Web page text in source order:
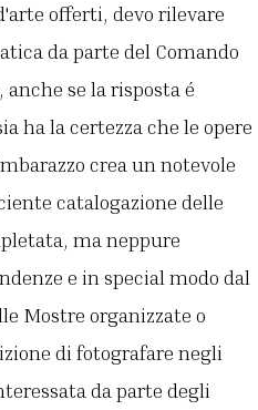
offerti, devo rilevare
da parte del Comando
se la risposta é
ha la certezza che le opere
crea un notevole
catalogazione delle
ma neppure
e in special modo dal
Mostre organizzate o
di fotografare negli
da parte degli